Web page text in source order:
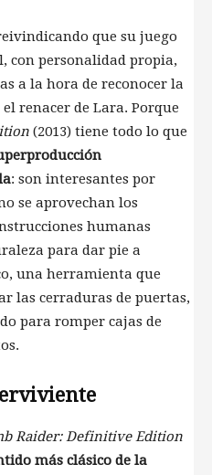
que su juego
con personalidad propia,
a la hora de reconocer la
el renacer de Lara. Porque
(2013) tiene todo lo que
: son interesantes por
se aprovechan los
humanas
para dar pie a
una herramienta que
las cerraduras de puertas,
para romper cajas de
Raider: Definitive Edition
más clásico de la